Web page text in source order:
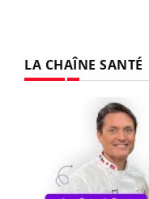
LA CHAÎNE SANTÉ